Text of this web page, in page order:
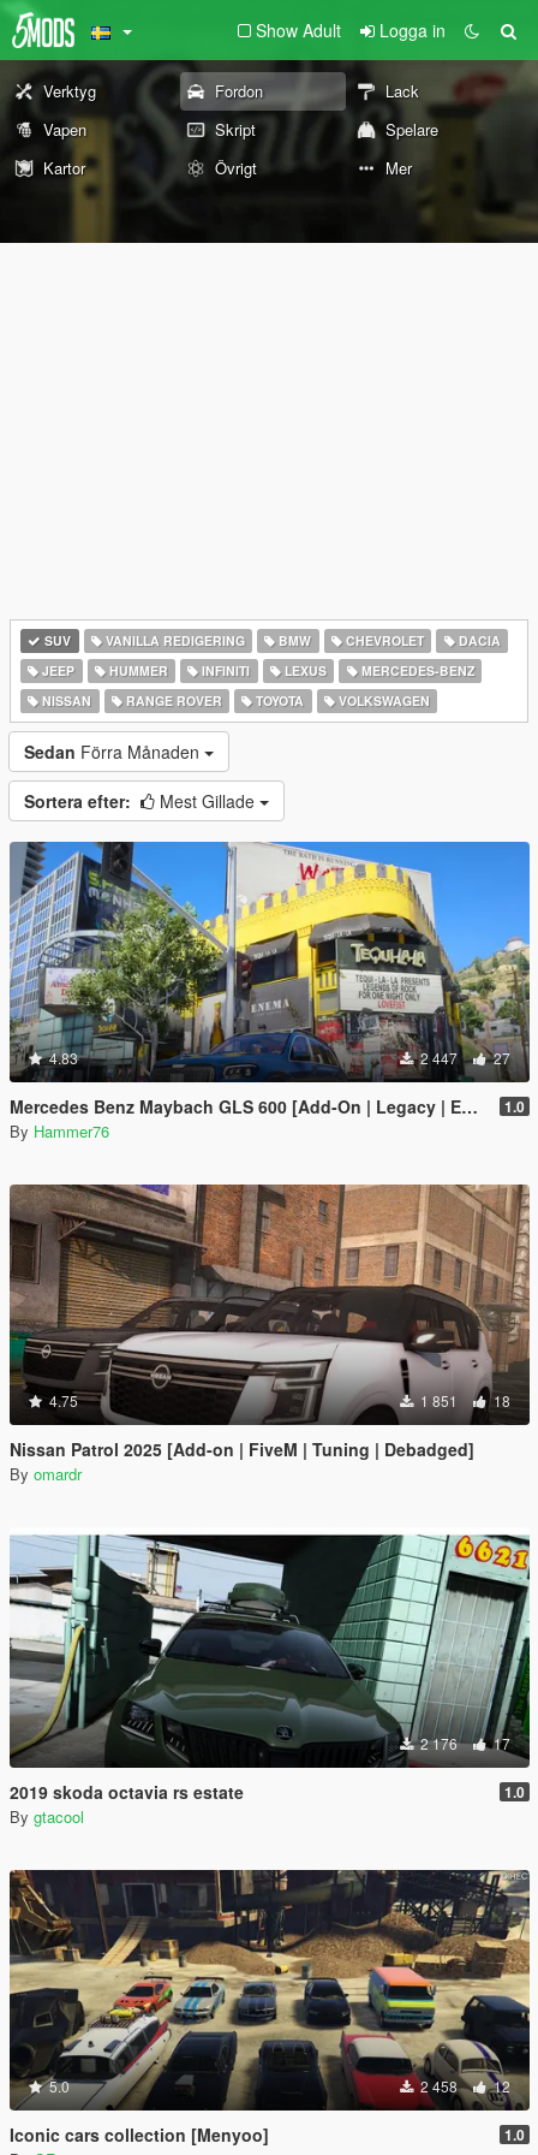
Show Adult Logga in
Verktyg Fordon
Lack
Vapen
Skript
Spelare
Kartor
Övrigt Mer
SUV VANILLA REDIGERING BMW CHEVROLET
DACIA
JEEP
HUMMER INFINITI LEXUS
MERCEDES-BENZ
NISSAN
RANGE ROVER TOYOTA VOLKSWAGEN
Sedan Förra Månaden
Sortera efter: Mest Gillade
4.83 2 447 27
Mercedes Benz Maybach GLS 600 [Add-On | Legacy | Enhanced] 1.0
By Hammer76
4.75 1 851 18
Nissan Patrol 2025 [Add-on | FiveM | Tuning | Debadged]
By omardr
2 176 17
2019 skoda octavia rs estate 1.0
By gtacool
5.0 2 458 12
Iconic cars collection [Menyoo] 1.0